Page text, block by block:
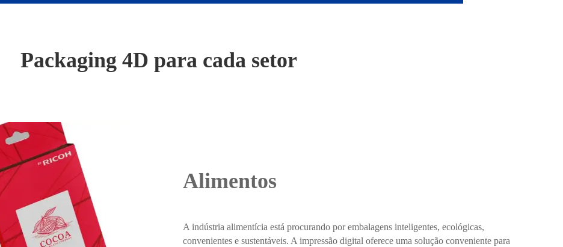
Packaging 4D para cada setor
Alimentos
A indústria alimentícia está procurando por embalagens inteligentes, ecológicas,
convenientes e sustentáveis. A impressão digital oferece uma solução conveniente para